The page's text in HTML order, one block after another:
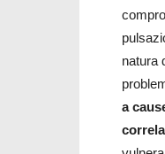
natura
a